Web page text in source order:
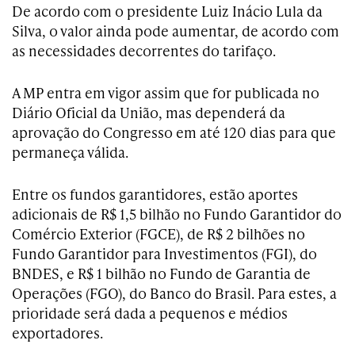
De acordo com o presidente Luiz Inácio Lula da
Silva, o valor ainda pode aumentar, de acordo com
as necessidades decorrentes do tarifaço.
A MP entra em vigor assim que for publicada no
Diário Oficial da União, mas dependerá da
aprovação do Congresso em até 120 dias para que
permaneça válida.
Entre os fundos garantidores, estão aportes
adicionais de R$ 1,5 bilhão no Fundo Garantidor do
Comércio Exterior (FGCE), de R$ 2 bilhões no
Fundo Garantidor para Investimentos (FGI), do
BNDES, e R$ 1 bilhão no Fundo de Garantia de
Operações (FGO), do Banco do Brasil. Para estes, a
prioridade será dada a pequenos e médios
exportadores.